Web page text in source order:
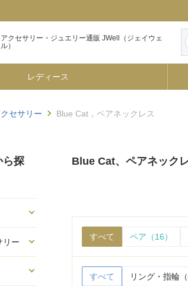
アクセサリー・ジュエリー通販 JWell（ジェイウェ
ル）
レディース
セサリー Blue Cat，ペアネックレス
ら探
リー
Blue Cat、ペアネック
すべて ペア（16）
すべて リング・指輪（